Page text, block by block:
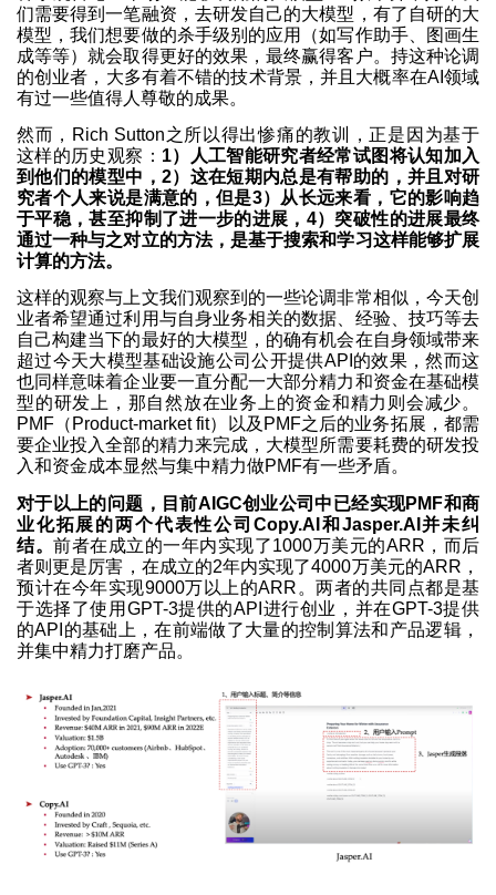
们需要得到一笔融资，去研发自己的大模型，有了自研的大
模型，我们想要做的杀手级别的应用（如写作助手、图画生
成等等）就会取得更好的效果，最终赢得客户。持这种论调
的创业者，大多有着不错的技术背景，并且大概率在AI领域
有过一些值得人尊敬的成果。
然而，Rich Sutton之所以得出惨痛的教训，正是因为基于
这样的历史观察： 1）人工智能研究者经常试图将认知加入
到他们的模型中，2）这在短期内总是有帮助的，并且对研
究者个人来说是满意的，但是3）从长远来看，它的影响趋
于平稳，甚至抑制了进一步的进展，4）突破性的进展最终
通过一种与之对立的方法，是基于搜索和学习这样能够扩展
计算的方法。
这样的观察与上文我们观察到的一些论调非常相似，今天创
业者希望通过利用与自身业务相关的数据、经验、技巧等去
自己构建当下的最好的大模型，的确有机会在自身领域带来
超过今天大模型基础设施公司公开提供API的效果，然而这
也同样意味着企业要一直分配一大部分精力和资金在基础模
型的研发上，那自然放在业务上的资金和精力则会减少。
PMF（Product-market fit）以及PMF之后的业务拓展，都需
要企业投入全部的精力来完成，大模型所需要耗费的研发投
入和资金成本显然与集中精力做PMF有一些矛盾。
对于以上的问题，目前AIGC创业公司中已经实现PMF和商
业化拓展的两个代表性公司Copy.AI和Jasper.AI并未纠
结。 前者在成立的一年内实现了1000万美元的ARR，而后
者则更是厉害，在成立的2年内实现了4000万美元的ARR，
预计在今年实现9000万以上的ARR。两者的共同点都是基
于选择了使用GPT-3提供的API进行创业，并在GPT-3提供
的API的基础上，在前端做了大量的控制算法和产品逻辑，
并集中精力打磨产品。